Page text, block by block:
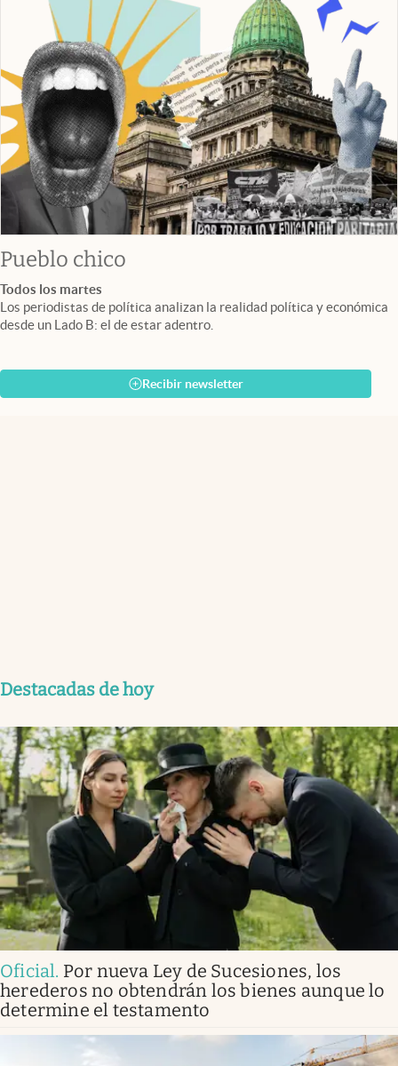
Pueblo chico
Todos los martes
Los periodistas de política analizan la realidad política y económica
desde un Lado B: el de estar adentro.
Recibir newsletter
Destacadas de hoy
Oficial. Por nueva Ley de Sucesiones, los
herederos no obtendrán los bienes aunque lo
determine el testamento